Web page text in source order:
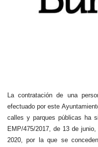
La contratación de una
efectuado por este
calles y parques públicas ha
EMP/475/2017, de 13 de
2020, por la que se